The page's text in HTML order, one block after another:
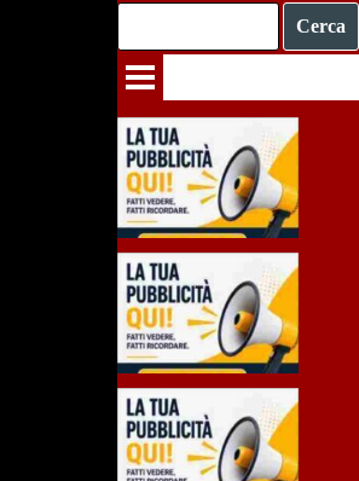
Cerca